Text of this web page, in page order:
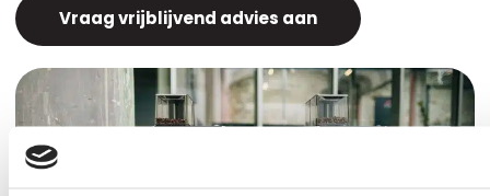
Vraag vrijblijvend advies aan